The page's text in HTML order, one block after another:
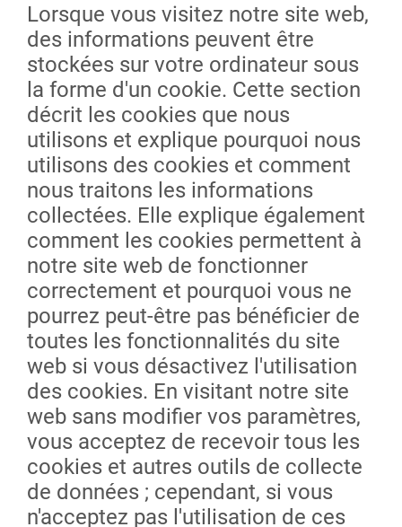
Lorsque vous visitez notre site web,
des informations peuvent être
stockées sur votre ordinateur sous
la forme d'un cookie. Cette section
décrit les cookies que nous
utilisons et explique pourquoi nous
utilisons des cookies et comment
nous traitons les informations
collectées. Elle explique également
comment les cookies permettent à
notre site web de fonctionner
correctement et pourquoi vous ne
pourrez peut-être pas bénéficier de
toutes les fonctionnalités du site
web si vous désactivez l'utilisation
des cookies. En visitant notre site
web sans modifier vos paramètres,
vous acceptez de recevoir tous les
cookies et autres outils de collecte
de données ; cependant, si vous
n'acceptez pas l'utilisation de ces